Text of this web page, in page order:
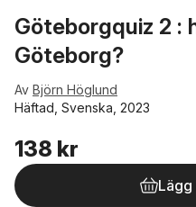
Göteborgquiz 2 :
Göteborg?
Av Björn Höglund
Häftad, Svenska, 2023
138 kr